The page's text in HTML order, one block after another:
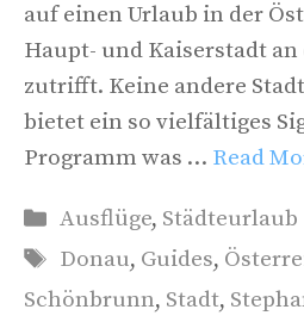
auf einen Urlaub in der
Haupt- und Kaiserstadt an
zutrifft. Keine andere
bietet ein so vielfältiges
Programm was … Read
Kategorien
Ausflüge, Städteurlaub
Schlagwörter
Donau, Guides,
Schönbrunn, Stadt,